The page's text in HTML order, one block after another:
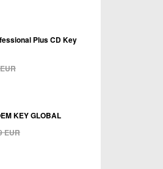
Plus CD Key
EUR
KEY GLOBAL
EUR